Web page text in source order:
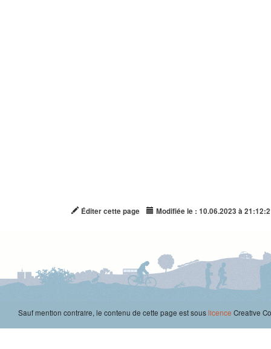
Éditer cette page Modifiée le : 10.06.2023 à
Sauf mention contraire, le contenu de cette page est souslicence Creative